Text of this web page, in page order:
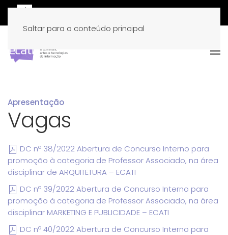
Saltar para o conteúdo principal
Apresentação
Vagas
DC nº 38/2022 Abertura de Concurso Interno para
promoção à categoria de Professor Associado, na área
disciplinar de ARQUITETURA – ECATI
DC nº 39/2022 Abertura de Concurso Interno para
promoção à categoria de Professor Associado, na área
disciplinar MARKETING E PUBLICIDADE – ECATI
DC nº 40/2022 Abertura de Concurso Interno para